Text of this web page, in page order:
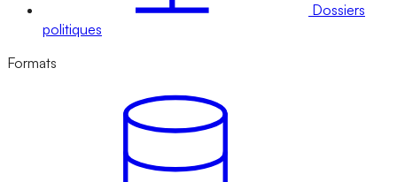
Dossiers
politiques
Formats